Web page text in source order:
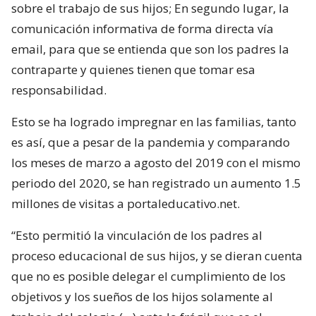
sobre el trabajo de sus hijos; En segundo lugar, la
comunicación informativa de forma directa vía
email, para que se entienda que son los padres la
contraparte y quienes tienen que tomar esa
responsabilidad.
Esto se ha logrado impregnar en las familias, tanto
es así, que a pesar de la pandemia y comparando
los meses de marzo a agosto del 2019 con el mismo
periodo del 2020, se han registrado un aumento 1.5
millones de visitas a portaleducativo.net.
“Esto permitió la vinculación de los padres al
proceso educacional de sus hijos, y se dieran cuenta
que no es posible delegar el cumplimiento de los
objetivos y los sueños de los hijos solamente al